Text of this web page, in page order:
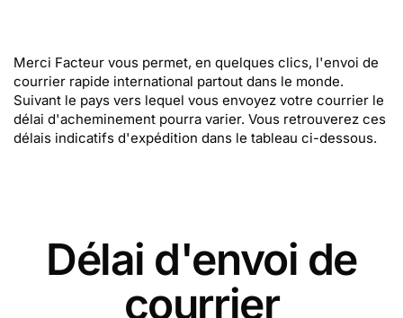
Merci Facteur vous permet, en quelques clics, l'envoi de
courrier rapide international partout dans le monde.
Suivant le pays vers lequel vous envoyez votre courrier le
délai d'acheminement pourra varier. Vous retrouverez ces
délais indicatifs d'expédition dans le tableau ci-dessous.
Délai d'envoi de
courrier